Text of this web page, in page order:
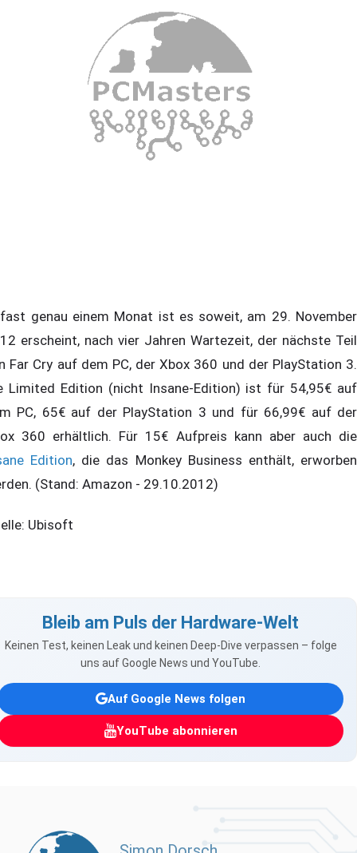
genau einem Monat ist es soweit, am 29. November
erscheint, nach vier Jahren Wartezeit, der nächste Teil
Far Cry auf dem PC, der Xbox 360 und der PlayStation 3.
Limited Edition (nicht Insane-Edition) ist für 54,95€ auf
PC, 65€ auf der PlayStation 3 und für 66,99€ auf der
360 erhältlich. Für 15€ Aufpreis kann aber auch die
Edition, die das Monkey Business enthält, erworben
(Stand: Amazon - 29.10.2012)
Ubisoft
Bleib am Puls der Hardware-Welt
Keinen Test, keinen Leak und keinen Deep-Dive verpassen – folge
uns auf Google News und YouTube.
Auf Google News folgen
YouTube abonnieren